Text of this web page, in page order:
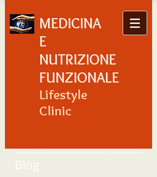
MEDICINA
E
NUTRIZIONE
FUNZIONALE
Lifestyle
Clinic
Blog